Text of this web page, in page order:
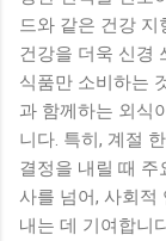
드와 같은 건강
건강을 더욱 신경
식품만 소비하는
과 함께하는 외식
니다. 특히, 계절
결정을 내릴 때 주
사를 넘어, 사회적
내는 데 기여합니